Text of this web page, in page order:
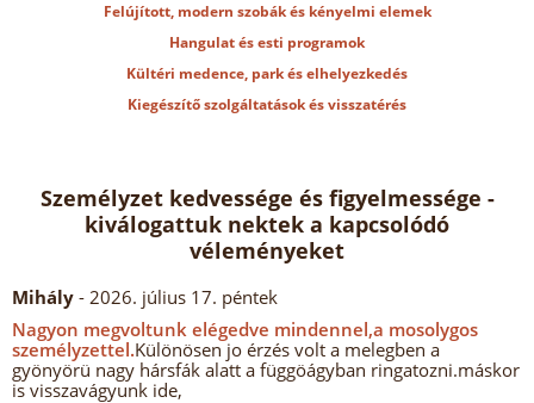
Felújított, modern szobák és kényelmi elemek
Hangulat és esti programok
Kültéri medence, park és elhelyezkedés
Kiegészítő szolgáltatások és visszatérés
Személyzet kedvessége és figyelmessége -
kiválogattuk nektek a kapcsolódó
véleményeket
Mihály - 2026. július 17. péntek
Nagyon megvoltunk elégedve mindennel,a mosolygos
személyzettel.Különösen jo érzés volt a melegben a
gyönyörü nagy hársfák alatt a függöágyban ringatozni.máskor
is visszavágyunk ide,